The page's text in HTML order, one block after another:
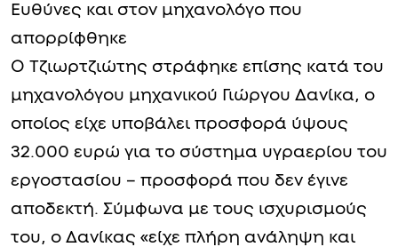
Ευθύνες και στον μηχανολόγο που
απορρίφθηκε
Ο Τζιωρτζιώτης στράφηκε επίσης κατά του
μηχανολόγου μηχανικού Γιώργου Δανίκα, ο
οποίος είχε υποβάλει προσφορά ύψους
32.000 ευρώ για το σύστημα υγραερίου του
εργοστασίου – προσφορά που δεν έγινε
αποδεκτή. Σύμφωνα με τους ισχυρισμούς
του, ο Δανίκας «είχε πλήρη ανάληψη και